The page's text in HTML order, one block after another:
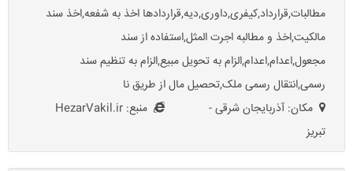
مطالبات,قرارداد,کیفری,داوری,دیه,قراردادها اخذ به شفعه,اخذ سند
مالکیت,اخذ و مطالبه اجرت المثل,استفاده از سند
مجعول,اعدام,اعدام,الزام به تحویل مبیع,الزام به تنظیم سند
رسمی,انتقال رسمی ملک,تحصیل مال از طریق نا
مکان: آذربایجان شرقی -
تبریز
منبع: HezarVakil.ir